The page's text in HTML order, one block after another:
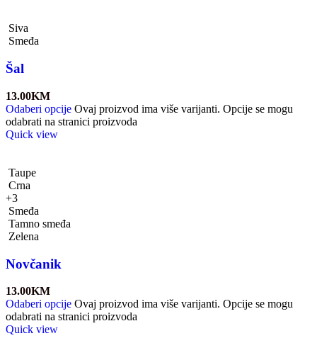
Siva
Smeđa
Šal
13.00KM
Odaberi opcije Ovaj proizvod ima više varijanti. Opcije se mogu
odabrati na stranici proizvoda
Quick view
Taupe
Crna
+3
Smeđa
Tamno smeđa
Zelena
Novčanik
13.00KM
Odaberi opcije Ovaj proizvod ima više varijanti. Opcije se mogu
odabrati na stranici proizvoda
Quick view